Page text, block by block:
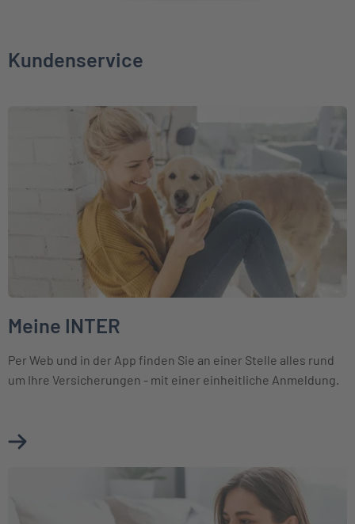
Kundenservice
Weiter zu Meine INTER
Meine INTER
Per Web und in der App finden Sie an einer Stelle alles rund
um Ihre Versicherungen - mit einer einheitliche Anmeldung.
Mehr über Meine INTER erfahren
Weiter zu Download-Center